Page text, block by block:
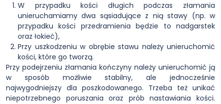
W przypadku kości długich podczas złamania
unieruchamiamy dwa sąsiadujące z nią stawy (np. w
przypadku kości przedramienia będzie to nadgarstek
oraz łokieć),
Przy uszkodzeniu w obrębie stawu należy unieruchomić
kości, które go tworzą.
Przy podejrzeniu złamania kończyny należy unieruchomić ją
w sposób możliwie stabilny, ale jednocześnie
najwygodniejszy dla poszkodowanego. Trzeba też unikać
niepotrzebnego poruszania oraz prób nastawiania kości.